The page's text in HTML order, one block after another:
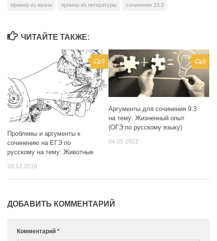
пример из жизни пример из литературы сочинение 13.3
ЧИТАЙТЕ ТАКЖЕ:
0
Проблемы и аргументы к
сочинению на ЕГЭ по
русскому на тему: Животные
28.12.2018
0
Аргументы для сочинения 9.3
на тему: Жизненный опыт
(ОГЭ по русскому языку)
04.05.2022
ДОБАВИТЬ КОММЕНТАРИЙ
Комментарий *